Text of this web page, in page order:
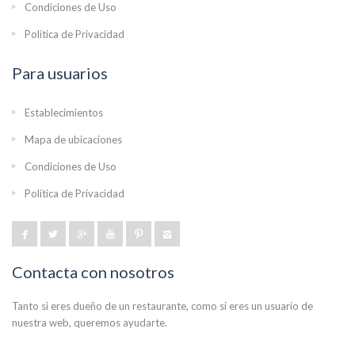
Condiciones de Uso
Política de Privacidad
Para usuarios
Establecimientos
Mapa de ubicaciones
Condiciones de Uso
Política de Privacidad
Contacta con nosotros
Tanto si eres dueño de un restaurante, como si eres un usuario de
nuestra web, queremos ayudarte.